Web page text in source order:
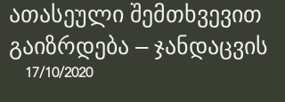
ათასეული შემთხვევით
გაიზრდება – ჯანდაცვის
17/10/2020